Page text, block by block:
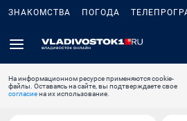
ЗНАКОМСТВА ПОГОДА
На информационном ресурсе применяются cookie-
файлы. Оставаясь на сайте, вы подтверждаете свое
согласиена их использование.